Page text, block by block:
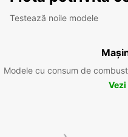
Testează noile modele
Modele cu consum de